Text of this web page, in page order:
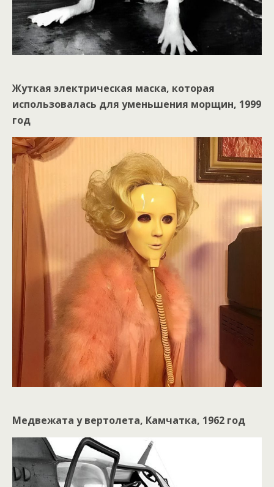
Жуткая электрическая маска, которая
использовалась для уменьшения морщин, 1999
год
Медвежата у вертолета, Камчатка, 1962 год